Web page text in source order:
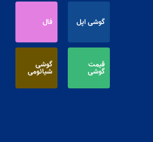
گوشی اپل فال
قیمت
گوشی
گوشی
شیائومی